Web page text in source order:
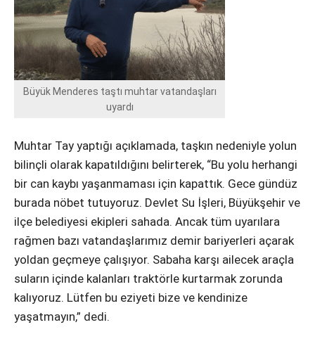
Büyük Menderes taştı muhtar vatandaşları
uyardı
Muhtar Tay yaptığı açıklamada, taşkın nedeniyle yolun
bilinçli olarak kapatıldığını belirterek, “Bu yolu herhangi
bir can kaybı yaşanmaması için kapattık. Gece gündüz
burada nöbet tutuyoruz. Devlet Su İşleri, Büyükşehir ve
ilçe belediyesi ekipleri sahada. Ancak tüm uyarılara
rağmen bazı vatandaşlarımız demir bariyerleri açarak
yoldan geçmeye çalışıyor. Sabaha karşı ailecek araçla
suların içinde kalanları traktörle kurtarmak zorunda
kalıyoruz. Lütfen bu eziyeti bize ve kendinize
yaşatmayın,” dedi.